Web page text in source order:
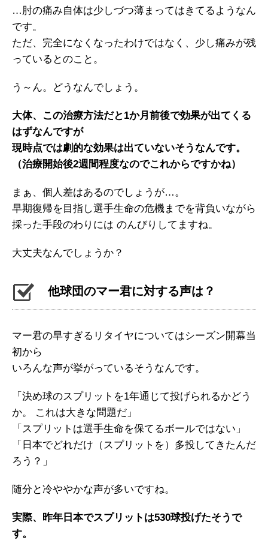
…肘の痛み自体は少しづつ薄まってはきてるようなん
です。
ただ、完全になくなったわけではなく、少し痛みが残
っているとのこと。
う～ん。どうなんでしょう。
大体、この治療方法だと1か月前後で効果が出てくる
はずなんですが
現時点では劇的な効果は出ていないそうなんです。
（治療開始後2週間程度なのでこれからですかね）
まぁ、個人差はあるのでしょうが…。
早期復帰を目指し選手生命の危機までを背負いながら
採った手段のわりには のんびりしてますね。
大丈夫なんでしょうか？
他球団のマー君に対する声は？
マー君の早すぎるリタイヤについてはシーズン開幕当
初から
いろんな声が挙がっているそうなんです。
「決め球のスプリットを1年通じて投げられるかどう
か。 これは大きな問題だ」
「スプリットは選手生命を保てるボールではない」
「日本でどれだけ（スプリットを）多投してきたんだ
ろう？」
随分と冷ややかな声が多いですね。
実際、昨年日本でスプリットは530球投げたそうで
す。